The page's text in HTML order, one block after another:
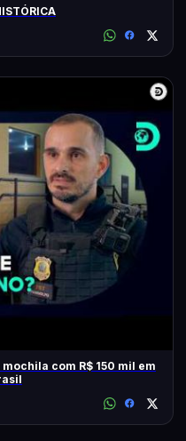
mochila com R$ 150 mil em